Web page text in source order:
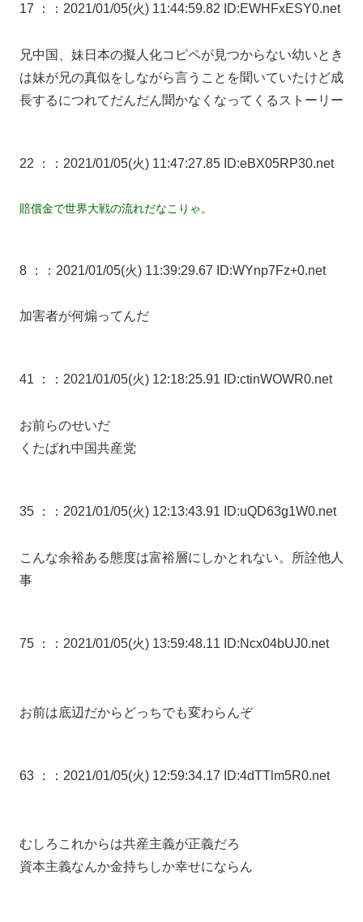
17 ： ：2021/01/05(火) 11:44:59.82 ID:EWHFxESY0.net
兄中国、妹日本の擬人化コピペが見つからない幼いとき
は妹が兄の真似をしながら言うことを聞いていたけど成
長するにつれてだんだん聞かなくなってくるストーリー
22 ： ：2021/01/05(火) 11:47:27.85 ID:eBX05RP30.net
賠償金で世界大戦の流れだなこりゃ。
8 ： ：2021/01/05(火) 11:39:29.67 ID:WYnp7Fz+0.net
加害者が何煽ってんだ
41 ： ：2021/01/05(火) 12:18:25.91 ID:ctinWOWR0.net
お前らのせいだ
くたばれ中国共産党
35 ： ：2021/01/05(火) 12:13:43.91 ID:uQD63g1W0.net
こんな余裕ある態度は富裕層にしかとれない。所詮他人
事
75 ： ：2021/01/05(火) 13:59:48.11 ID:Ncx04bUJ0.net
お前は底辺だからどっちでも変わらんぞ
63 ： ：2021/01/05(火) 12:59:34.17 ID:4dTTlm5R0.net
むしろこれからは共産主義が正義だろ
資本主義なんか金持ちしか幸せにならん